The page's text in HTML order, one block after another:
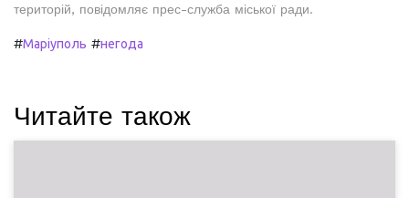
територій, повідомляє прес-служба міської ради.
#Маріуполь #негода
Читайте також